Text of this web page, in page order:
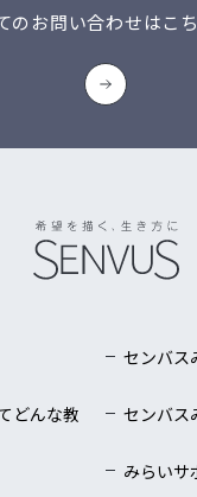
のお問い合わせはこ
どんな教
センバス
センバス
みらいサ